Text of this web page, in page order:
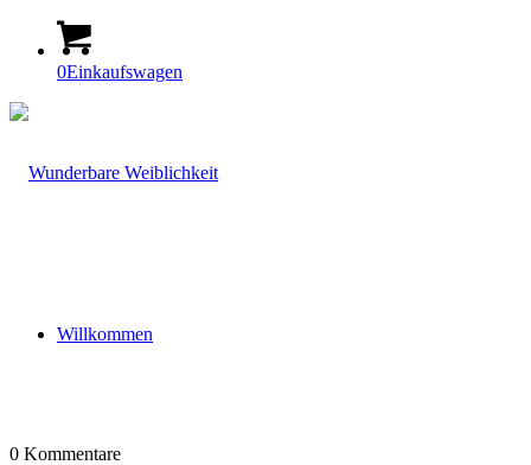
0Einkaufswagen
Willkommen
0 Kommentare